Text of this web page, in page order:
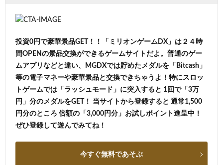
投資0円で豪華景品GET！！「ミリオンゲームDX」は２４時
間OPENの景品交換ができるゲームサイトだよ。普通のゲー
ムアプリなどと違い、MGDXでは貯めたメダルを「Bitcash」
等の電子マネーや豪華景品と交換できちゃうよ！特にスロッ
トゲームでは「ラッシュモード」に突入すると 1回で「3万
円」分のメダルをGET！ 当サイトから登録すると 通常1,500
円分のところ 倍額の「3,000円分」お試しポイント進呈中！
ぜひ登録して遊んでみてね！
今すぐ無料であそぶ